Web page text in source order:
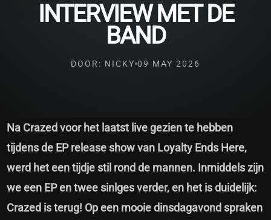
INTERVIEW MET DE
BAND
DOOR: NICKY 09 MAY 2026
Na Crazed voor het laatst live gezien te hebben
tijdens de EP release show van Loyalty Ends Here,
werd het een tijdje stil rond de mannen. Inmiddels zijn
we een EP en twee sinlges verder, en het is duidelijk:
Crazed is terug! Op een mooie dinsdagavond spraken